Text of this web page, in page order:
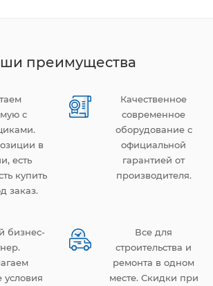
преимущества
с
в
есть
купить
заказ.
Качественное
современное
оборудование с
официальной
гарантией от
производителя.
бизнес-
условия
Все для
строительства и
ремонта в одном
месте. Скидки при